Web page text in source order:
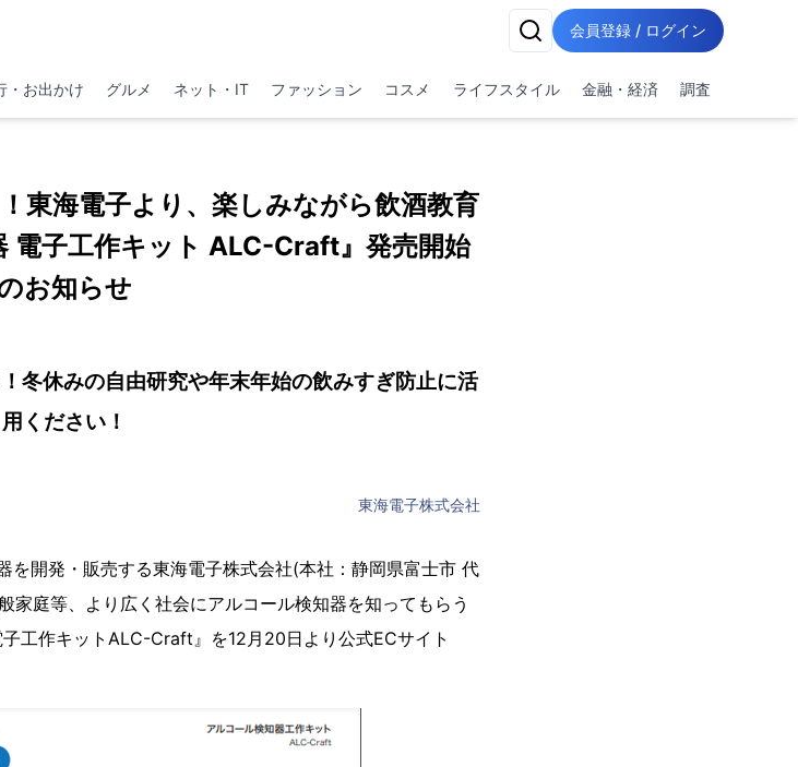
会員登録 / ログイン
・お出かけ グルメ ネット・IT ファッション コスメ ライフスタイル 金融・経済 調査
東海電子より、楽しみながら飲酒教育
電⼦⼯作キット ALC-Craft』発売開始
お知らせ
冬休みの自由研究や年末年始の飲みすぎ防止に活
用ください！
東海電子株式会社
を開発・販売する東海電⼦株式会社(本社：静岡県富⼠市 代
庭等、より広く社会にアルコール検知器を知ってもらう
⼯作キットALC-Craft』を12月20日より公式ECサイト